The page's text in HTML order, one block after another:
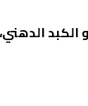
الكبد الدهني